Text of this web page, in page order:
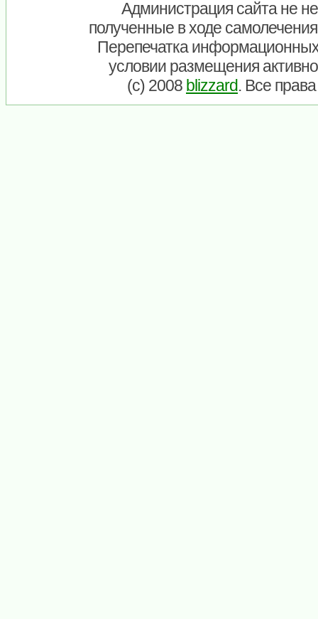
Администрация сайта не
полученные в ходе
Перепечатка
условии размещения
(c) 2008 blizzard. Все